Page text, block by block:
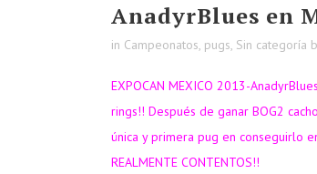
AnadyrBlues en
in Campeonatos, pugs, Sin categoría
EXPOCAN MEXICO 2013-
rings!! Después de ganar BOG2
única y primera pug en conseguirlo
REALMENTE CONTENTOS!!